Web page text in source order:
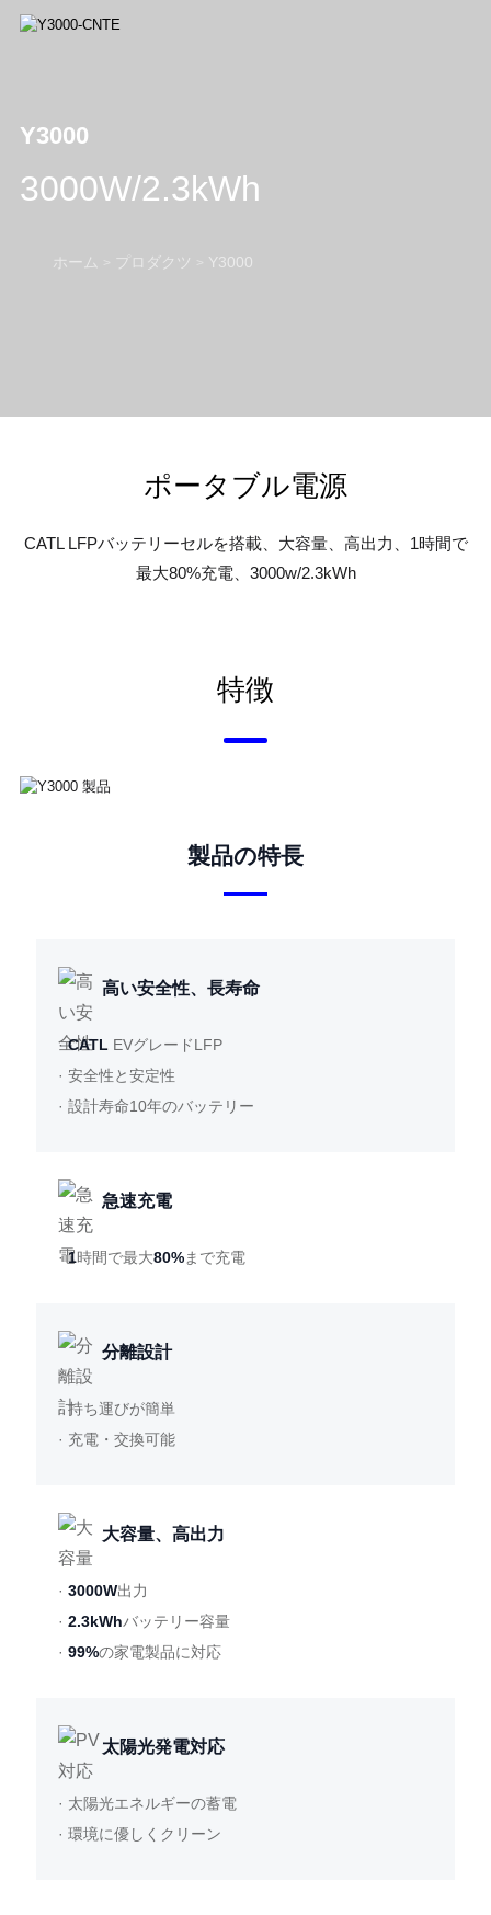
Y3000
3000W/2.3kWh
ホーム プロダクツ Y3000
ポータブル電源
CATL LFPバッテリーセルを搭載、大容量、高出力、1時間で
最大80%充電、3000w/2.3kWh
特徴
製品の特長
高い安全性、長寿命
·CATL EVグレードLFP
· 安全性と安定性
· 設計寿命10年のバッテリー
急速充電
·1時間で最大80%まで充電
分離設計
· 持ち運びが簡単
· 充電・交換可能
大容量、高出力
· 3000W出力
· 2.3kWhバッテリー容量
· 99%の家電製品に対応
太陽光発電対応
· 太陽光エネルギーの蓄電
· 環境に優しくクリーン